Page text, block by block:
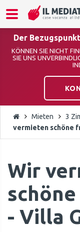
Der
KÖNNEN SIE NICHT
SIE UNS
Mieten 3
vermieten schöne
Wir
- Villa